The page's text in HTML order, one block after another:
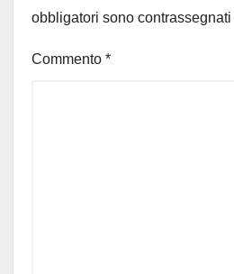
obbligatori sono contrassegnati
Commento *